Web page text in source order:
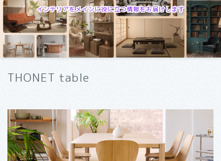
インテリアをメインに役に立つ情報をお届けします
THONET table